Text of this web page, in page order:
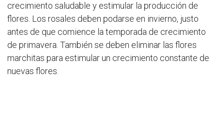
crecimiento saludable y estimular la producción de
flores. Los rosales deben podarse en invierno, justo
antes de que comience la temporada de crecimiento
de primavera. También se deben eliminar las flores
marchitas para estimular un crecimiento constante de
nuevas flores.